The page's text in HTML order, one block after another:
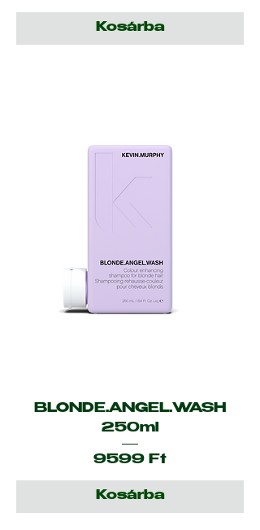
Kosárba
BLONDE.ANGEL.WASH
250ml
Ár
9599 Ft
Kosárba